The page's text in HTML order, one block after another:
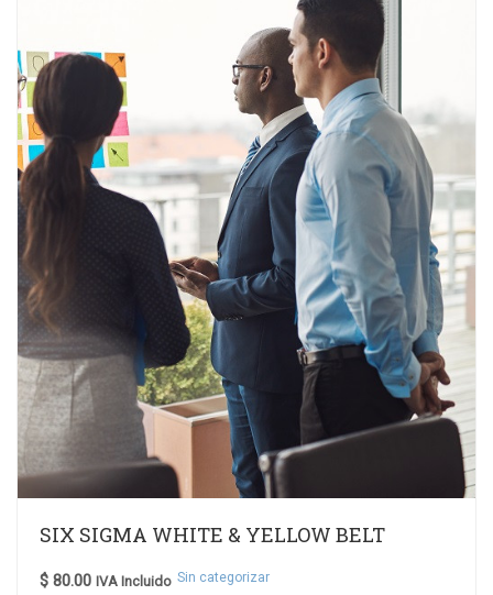
SIX SIGMA WHITE & YELLOW BELT
$ 80.00 IVA Incluido Sin categorizar